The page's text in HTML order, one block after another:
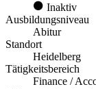
Inaktiv
Ausbildungsniveau
Abitur
Standort
Heidelberg
Tätigkeitsbereich
Finance /